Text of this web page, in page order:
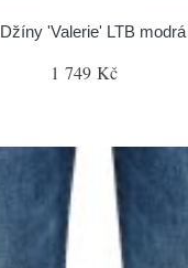
Džíny 'Valerie' LTB modrá
1 749 Kč